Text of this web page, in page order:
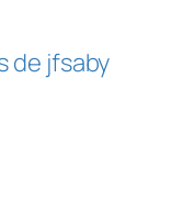
de jfsaby